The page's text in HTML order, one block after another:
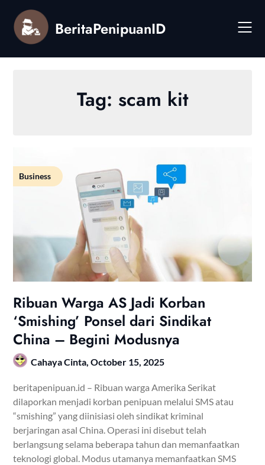
content
BeritaPenipuanID
Tag: scam kit
Business
Ribuan Warga AS Jadi Korban
‘Smishing’ Ponsel dari Sindikat
China – Begini Modusnya
Cahaya Cinta,October 15, 2025
beritapenipuan.id – Ribuan warga Amerika Serikat
dilaporkan menjadi korban penipuan melalui SMS atau
“smishing” yang diinisiasi oleh sindikat kriminal
berjaringan asal China. Operasi ini disebut telah
berlangsung selama beberapa tahun dan memanfaatkan
teknologi global. Modus utamanya memanfaatkan SMS